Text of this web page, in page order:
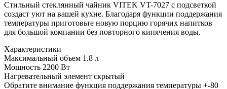
Стильный стеклянный чайник VITEK VT-7027 с подсветкой
создаст уют на вашей кухне. Благодаря функции поддержания
температуры приготовьте новую порцию горячих напитков
для большой компании без повторного кипячения воды.
Характеристики
Максимальный объем 1.8 л
Мощность 2200 Вт
Нагревательный элемент скрытый
Обратите внимание функция поддержания температуры +-80